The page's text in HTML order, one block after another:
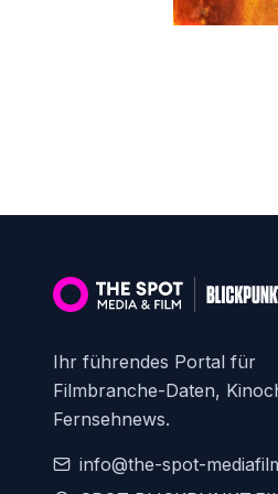
Ihr führendes Portal für
Filmbranche-Daten,
Fernsehnews.
info@the-spot-